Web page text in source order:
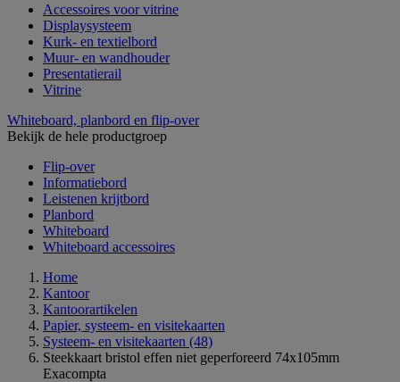
Accessoires voor vitrine
Displaysysteem
Kurk- en textielbord
Muur- en wandhouder
Presentatierail
Vitrine
Whiteboard, planbord en flip-over
Bekijk de hele productgroep
Flip-over
Informatiebord
Leistenen krijtbord
Planbord
Whiteboard
Whiteboard accessoires
Home
Kantoor
Kantoorartikelen
Papier, systeem- en visitekaarten
Systeem- en visitekaarten (48)
Steekkaart bristol effen niet geperforeerd 74x105mm
Exacompta